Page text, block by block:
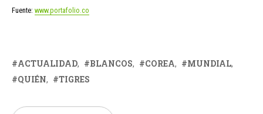
Fuente: www.portafolio.co
ACTUALIDAD BLANCOS COREA
MUNDIAL
QUIÉN
TIGRES